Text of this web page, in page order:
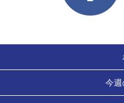
今週